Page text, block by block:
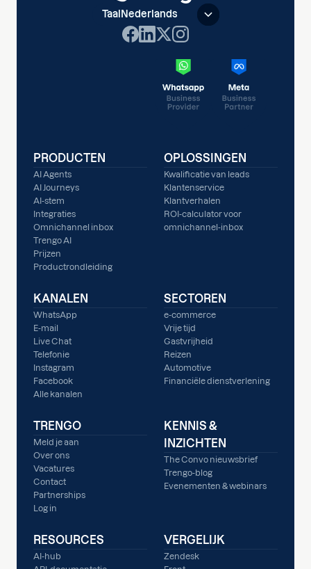
Taal Nederlands
PRODUCTEN
AI Agents
AI Journeys
AI-stem
Integraties
Omnichannel inbox
Trengo AI
Prijzen
Productrondleiding
OPLOSSINGEN
Kwalificatie van leads
Klantenservice
Klantverhalen
ROI-calculator voor
omnichannel-inbox
KANALEN
WhatsApp
E-mail
Live Chat
Telefonie
Instagram
Facebook
Alle kanalen
SECTOREN
e-commerce
Vrije tijd
Gastvrijheid
Reizen
Automotive
Financiële dienstverlening
TRENGO
Meld je aan
Over ons
Vacatures
Contact
Partnerships
Log in
KENNIS &
INZICHTEN
The Convo nieuwsbrief
Trengo-blog
Evenementen & webinars
RESOURCES
AI-hub
VERGELIJK
Zendesk